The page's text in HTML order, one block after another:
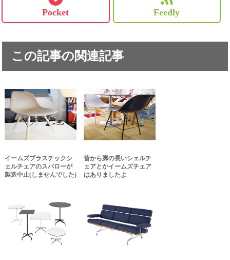
Pocket Feedly
この記事の関連記事
イームズプラスチックシ
ェルチェアのスパローが
製造中止(しませんでした)
昔から脚の長いシェルチ
ェアとかイームズチェア
はありましたよ